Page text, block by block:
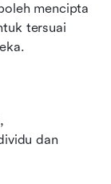
mencipta
tersuai
dan